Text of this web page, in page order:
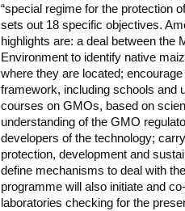
“special regime for the protection
sets out 18 specific objectives.
highlights are: a deal between the
Environment to identify native
where they are located;
framework, including schools and
courses on GMOs, based on
understanding of the GMO
developers of the technology;
protection, development and
define mechanisms to deal with
programme will also initiate and
laboratories checking for the